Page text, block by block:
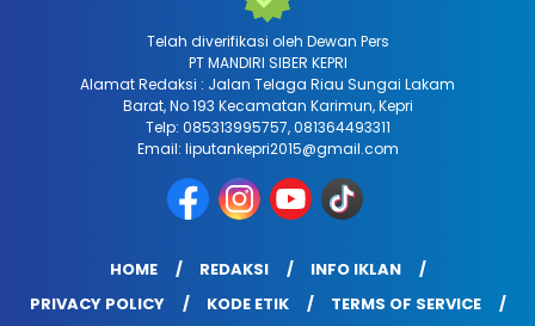
Telah diverifikasi oleh Dewan Pers
PT MANDIRI SIBER KEPRI
Alamat Redaksi : Jalan Telaga Riau Sungai Lakam
Barat, No 193 Kecamatan Karimun, Kepri
Telp: 085313995757, 081364493311
Email: liputankepri2015@gmail.com
HOME REDAKSI
INFO IKLAN
PRIVACY POLICY
KODE ETIK
TERMS OF SERVICE